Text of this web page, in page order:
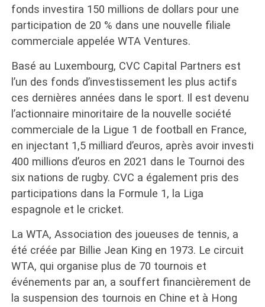
fonds investira 150 millions de dollars pour une
participation de 20 % dans une nouvelle filiale
commerciale appelée WTA Ventures.
Basé au Luxembourg, CVC Capital Partners est
l’un des fonds d’investissement les plus actifs
ces dernières années dans le sport. Il est devenu
l’actionnaire minoritaire de la nouvelle société
commerciale de la Ligue 1 de football en France,
en injectant 1,5 milliard d’euros, après avoir investi
400 millions d’euros en 2021 dans le Tournoi des
six nations de rugby. CVC a également pris des
participations dans la Formule 1, la Liga
espagnole et le cricket.
La WTA, Association des joueuses de tennis, a
été créée par Billie Jean King en 1973. Le circuit
WTA, qui organise plus de 70 tournois et
événements par an, a souffert financièrement de
la suspension des tournois en Chine et à Hong